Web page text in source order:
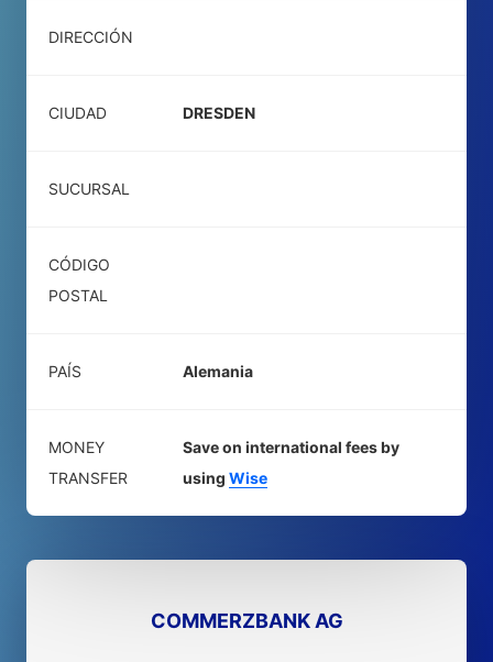
DIRECCIÓN
CIUDAD DRESDEN
SUCURSAL
CÓDIGO
POSTAL
PAÍS Alemania
MONEY
TRANSFER
Save on international fees by
using Wise
COMMERZBANK AG